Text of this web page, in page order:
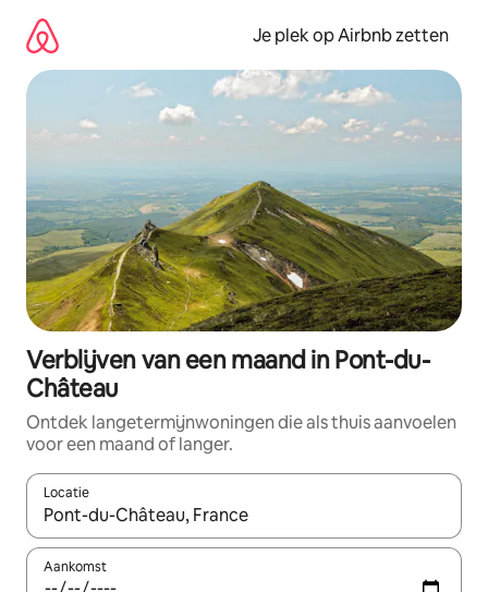
direct
naar
inhoud
Je plek op Airbnb zetten
Verblijven van een maand in Pont-du-
Château
Ontdek langetermijnwoningen die als thuis aanvoelen
voor een maand of langer.
Locatie
Wanneer er resultaten beschikbaar zijn, maak je een keuze
Aankomst